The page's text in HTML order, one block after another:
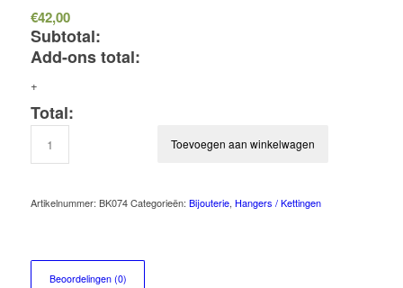
€42,00
Subtotal:
Add-ons total:
+
Total:
Toevoegen aan winkelwagen
Artikelnummer: BK074 Categorieën: Bijouterie, Hangers / Kettingen
Beoordelingen (0)